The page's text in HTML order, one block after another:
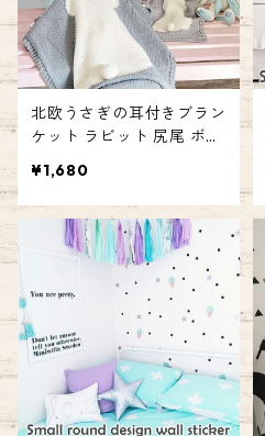
北欧うさぎの耳付きブラン
ケット ラビット 尻尾 ボン
ピンク プレゼント ギフト
ブランケット 北欧 うさぎ
ニット ひざ掛け おくるみ
ベビー毛布 エミリースタ
イル emilystyle
¥1,680